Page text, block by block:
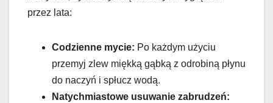
przez lata:
Codzienne mycie: Po każdym użyciu
przemyj zlew miękką gąbką z odrobiną płynu
do naczyń i spłucz wodą.
Natychmiastowe usuwanie zabrudzeń: